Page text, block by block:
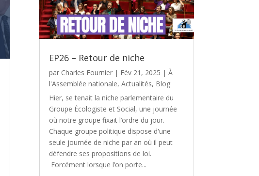
EP26 – Retour de niche
par Charles Fournier| Fév 21, 2025 | À
l'Assemblée nationale, Actualités, Blog
Hier, se tenait la niche parlementaire du
Groupe Écologiste et Social, une journée
où notre groupe fixait l’ordre du jour.
Chaque groupe politique dispose d'une
seule journée de niche par an où il peut
défendre ses propositions de loi.
Forcément lorsque l’on porte...